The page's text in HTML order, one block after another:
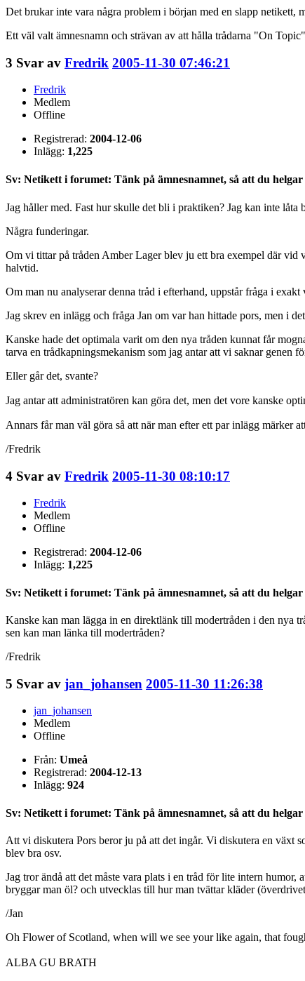
Det brukar inte vara några problem i början med en slapp netikett,
Ett väl valt ämnesnamn och strävan av att hålla trådarna "On
3 Svar av Fredrik 2005-11-30 07:46:21
Fredrik
Medlem
Offline
Registrerad: 2004-12-06
Inlägg: 1,225
Sv: Netikett i forumet: Tänk på ämnesnamnet, så att du helgar
Jag håller med. Fast hur skulle det bli i praktiken? Jag kan inte låta
Några funderingar.
Om vi tittar på tråden Amber Lager blev ju ett bra exempel där
halvtid.
Om man nu analyserar denna tråd i efterhand, uppstår fråga i
Jag skrev en inlägg och fråga Jan om var han hittade pors, men i
Kanske hade det optimala varit om den nya tråden kunnat får
tarva en trådkapningsmekanism som jag antar att vi saknar genen
Eller går det, svante?
Jag antar att administratören kan göra det, men det vore kanske
Annars får man väl göra så att när man efter ett par inlägg märker
/Fredrik
4 Svar av Fredrik 2005-11-30 08:10:17
Fredrik
Medlem
Offline
Registrerad: 2004-12-06
Inlägg: 1,225
Sv: Netikett i forumet: Tänk på ämnesnamnet, så att du helgar
Kanske kan man lägga in en direktlänk till modertråden i den nya
sen kan man länka till modertråden?
/Fredrik
5 Svar av jan_johansen 2005-11-30 11:26:38
jan_johansen
Medlem
Offline
Från: Umeå
Registrerad: 2004-12-13
Inlägg: 924
Sv: Netikett i forumet: Tänk på ämnesnamnet, så att du helgar
Att vi diskutera Pors beror ju på att det ingår. Vi diskutera en växt
blev bra osv.
Jag tror ändå att det måste vara plats i en tråd för lite intern
bryggar man öl? och utvecklas till hur man tvättar kläder
/Jan
Oh Flower of Scotland, when will we see your like again, that
ALBA GU BRATH